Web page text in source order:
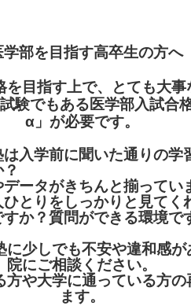
学部を目指す高卒生の方へ
目指す上で、とても大事
験でもある医学部入試合
α」が必要です。
入学前に聞いた通りの学
ータがきちんと揃ってい
とりをしっかりと見てく
か？質問ができる環境で
に少しでも不安や違和感
院にご相談ください。
や大学に通っている方の
ます。